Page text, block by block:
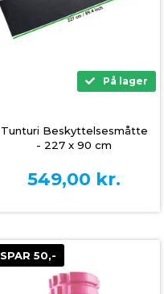
På lager
Tunturi Beskyttelsesmåtte
- 227 x 90 cm
549,00 kr.
SPAR 50,-